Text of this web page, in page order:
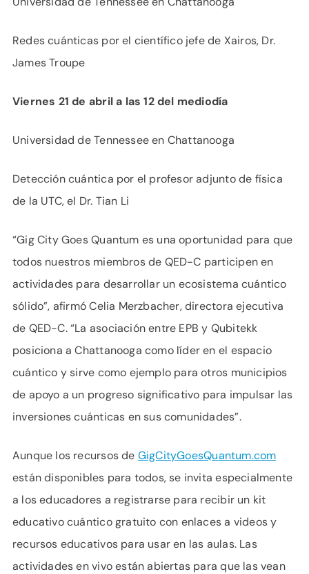
Redes cuánticas por el científico jefe de Xairos, Dr.
James Troupe
Viernes 21 de abril a las 12 del mediodía
Universidad de Tennessee en Chattanooga
Detección cuántica por el profesor adjunto de física
de la UTC, el Dr. Tian Li
“Gig City Goes Quantum es una oportunidad para que
todos nuestros miembros de QED-C participen en
actividades para desarrollar un ecosistema cuántico
sólido”, afirmó Celia Merzbacher, directora ejecutiva
de QED-C. “La asociación entre EPB y Qubitekk
posiciona a Chattanooga como líder en el espacio
cuántico y sirve como ejemplo para otros municipios
de apoyo a un progreso significativo para impulsar las
inversiones cuánticas en sus comunidades”.
Aunque los recursos de GigCityGoesQuantum.com
están disponibles para todos, se invita especialmente
a los educadores a registrarse para recibir un kit
educativo cuántico gratuito con enlaces a videos y
recursos educativos para usar en las aulas. Las
actividades en vivo están abiertas para que las vean